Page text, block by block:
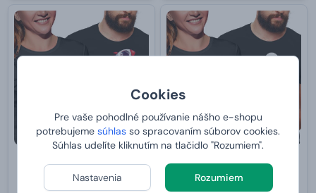
Cookies
Pre vaše pohodlné používanie nášho e-shopu
potrebujeme súhlas so spracovaním súborov cookies.
Súhlas udelíte kliknutím na tlačidlo "Rozumiem".
Nastavenia Rozumiem
Dámske tričko s potlačou "Love
each other to the Moon and
Dámske tričko s potlačou
"Matica"